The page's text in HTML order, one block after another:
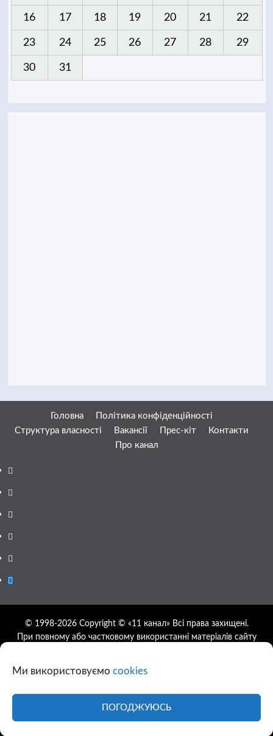
Ми використовуємо cookies
ПОГОДЖУЮСЬ
16 17 18 19 20 21 22
23 24 25 26 27 28 29
30 31
Головна
Політика конфіденційності
Структура власності
Вакансії Прес-кіт
Контакти
Про канал
Facebook
YouTube
Telegram
Instagram
Twitter
Google
© 1998-2026 Copyright © «11 канал» Всі права захищені.
При повному або частковому використанні матеріалів сайту
дозволяється за умови посилання на джерело та прямого